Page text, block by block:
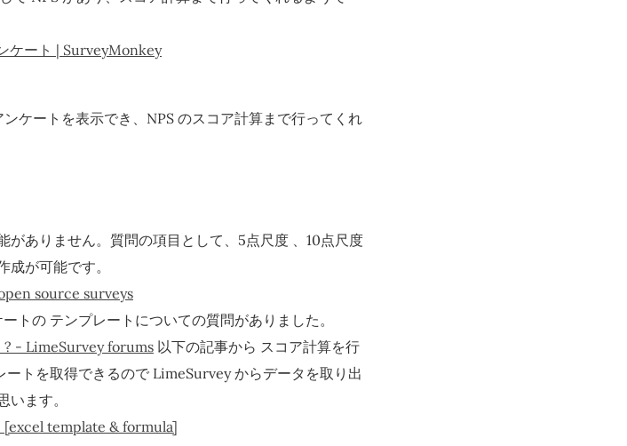
ケート | SurveyMonkey
ケートを表示でき、NPS のスコア計算まで行ってくれ
がありません。質問の項目として、5点尺度 、10点尺度
が可能です。
source surveys
トの テンプレートについての質問がありました。
- LimeSurvey forums 以下の記事から スコア計算を行
ートを取得できるので LimeSurvey からデータを取り出
ます。
template & formula]